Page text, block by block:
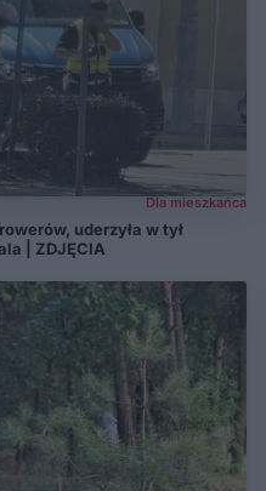
Dla mieszkańca
uderzyła w tył
| ZDJĘCIA